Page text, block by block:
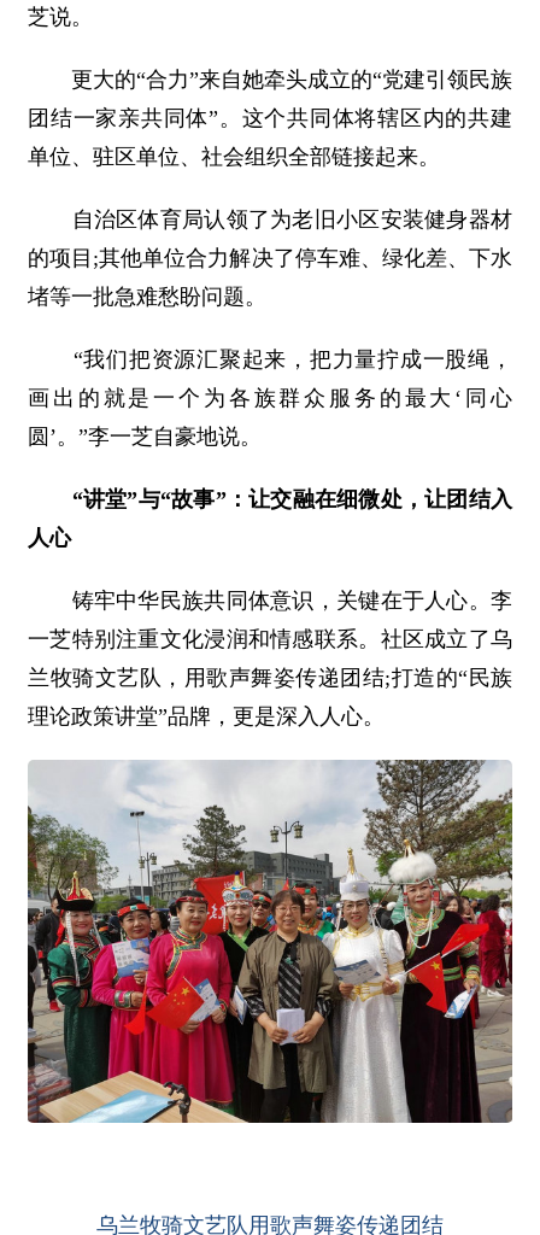
芝说。
更大的“合力”来自她牵头成立的“党建引领民族
团结一家亲共同体”。这个共同体将辖区内的共建
单位、驻区单位、社会组织全部链接起来。
自治区体育局认领了为老旧小区安装健身器材
的项目;其他单位合力解决了停车难、绿化差、下水
堵等一批急难愁盼问题。
“我们把资源汇聚起来，把力量拧成一股绳，
画出的就是一个为各族群众服务的最大‘同心
圆’。”李一芝自豪地说。
“讲堂”与“故事”：让交融在细微处，让团结入
人心
铸牢中华民族共同体意识，关键在于人心。李
一芝特别注重文化浸润和情感联系。社区成立了乌
兰牧骑文艺队，用歌声舞姿传递团结;打造的“民族
理论政策讲堂”品牌，更是深入人心。
乌兰牧骑文艺队用歌声舞姿传递团结